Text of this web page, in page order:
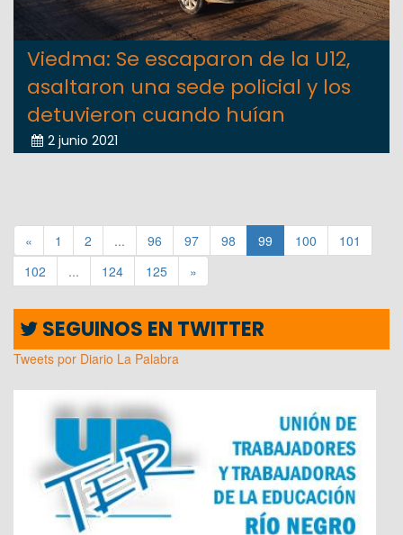
Viedma: Se escaparon de la U12,
asaltaron una sede policial y los
detuvieron cuando huían
2 junio 2021
« 1 2 ... 96 97 98 99 100
101
102
... 124 125 »
SEGUINOS EN TWITTER
Tweets por Diario La Palabra